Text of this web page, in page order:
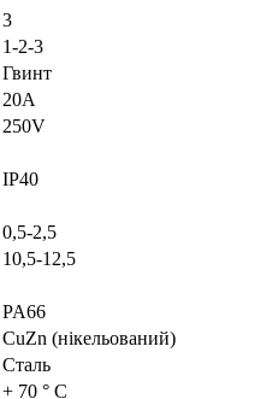
3
1-2-3
Гвинт
20A
250V
IP40
0,5-2,5
10,5-12,5
PA66
CuZn (нікельований)
Сталь
+ 70 ° C